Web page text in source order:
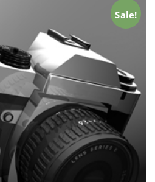
Sale!